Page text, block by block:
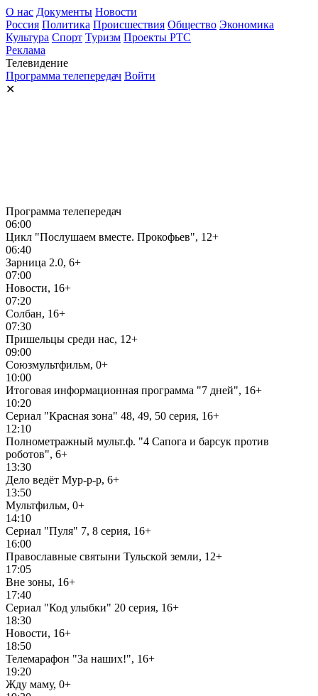
О нас Документы Новости
Россия Политика Происшествия Общество Экономика
Культура Спорт Туризм Проекты РТС
Реклама
Телевидение
Программа телепередач Войти
✕
Программа телепередач
06:00
Цикл "Послушаем вместе. Прокофьев", 12+
06:40
Зарница 2.0, 6+
07:00
Новости, 16+
07:20
Солбан, 16+
07:30
Пришельцы среди нас, 12+
09:00
Союзмультфильм, 0+
10:00
Итоговая информационная программа "7 дней", 16+
10:20
Сериал "Красная зона" 48, 49, 50 серия, 16+
12:10
Полнометражный мульт.ф. "4 Сапога и барсук против
роботов", 6+
13:30
Дело ведёт Мур-р-р, 6+
13:50
Мультфильм, 0+
14:10
Сериал "Пуля" 7, 8 серия, 16+
16:00
Православные святыни Тульской земли, 12+
17:05
Вне зоны, 16+
17:40
Сериал "Код улыбки" 20 серия, 16+
18:30
Новости, 16+
18:50
Телемарафон "За наших!", 16+
19:20
Жду маму, 0+